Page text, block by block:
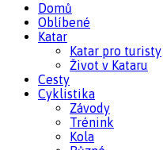
Domů
Oblíbené
Katar
Katar pro turisty
Život v Kataru
Cesty
Cyklistika
Závody
Trénink
Kola